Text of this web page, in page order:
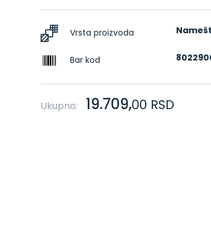
Vrsta proizvoda
Bar kod
Ukupno: 19.709,00 RSD